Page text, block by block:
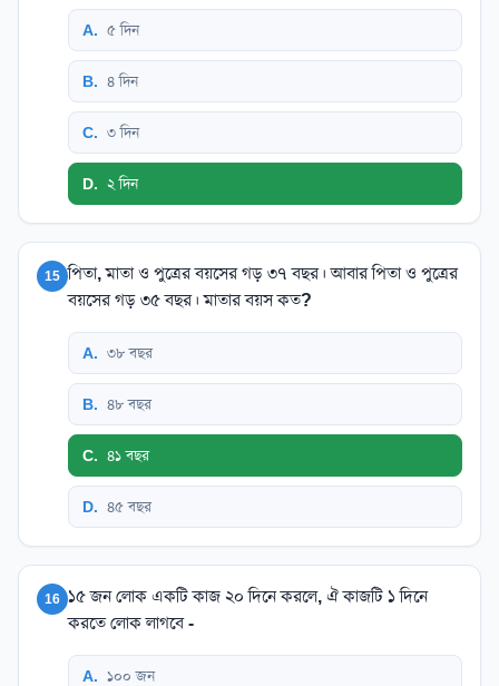
A. ৫ দিন
B. ৪ দিন
C. ৩ দিন
D. ২ দিন
15 পিতা, মাতা ও পুত্রের বয়সের গড় ৩৭ বছর। আবার পিতা ও পুত্রের
বয়সের গড় ৩৫ বছর। মাতার বয়স কত?
A. ৩৮ বছর
B. ৪৮ বছর
C. ৪১ বছর
D. ৪৫ বছর
16 ১৫ জন লোক একটি কাজ ২০ দিনে করলে, ঐ কাজটি ১ দিনে
করতে লোক লাগবে -
A. ১০০ জন